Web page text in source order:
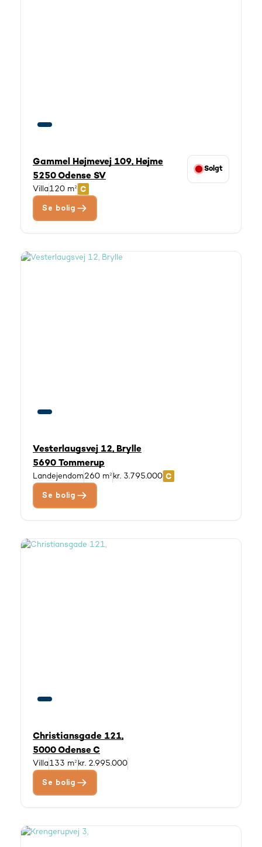
Gammel Højmevej 109, Højme
5250 Odense SV
Solgt
Villa120 m²
Se bolig
Vesterlaugsvej 12, Brylle
5690 Tommerup
Landejendom260 m² kr. 3.795.000
Se bolig
Christiansgade 121,
5000 Odense C
Villa133 m² kr. 2.995.000
Se bolig